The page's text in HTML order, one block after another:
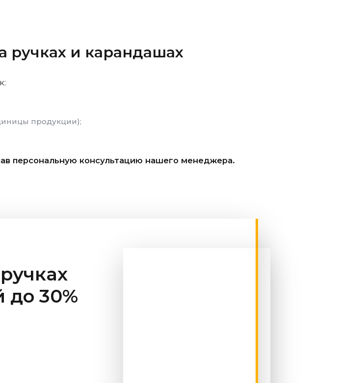
ручках и карандашах
продукции);
персональную консультацию нашего менеджера.
до 30%